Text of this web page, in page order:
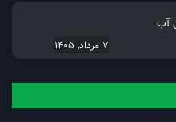
آب
7 مرداد, 1405